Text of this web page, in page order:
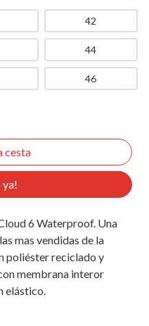
42
44
46
ya!
6 Waterproof. Una
mas vendidas de la
poliéster reciclado y
membrana interor
elástico.